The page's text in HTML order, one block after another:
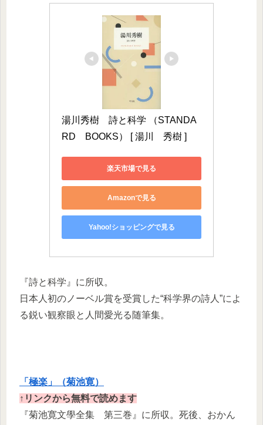
湯川秀樹　詩と科学 （STANDA
RD　BOOKS） [ 湯川　秀樹 ]
楽天市場で見る
Amazonで見る
Yahoo!ショッピングで見る
『詩と科学』に所収。
日本人初のノーベル賞を受賞した“科学界の詩人”によ
る鋭い観察眼と人間愛光る随筆集。
「極楽」（菊池寛）​
↑リンクから無料で読めます
『菊池寛文學全集 第三巻』に所収。死後、おかん